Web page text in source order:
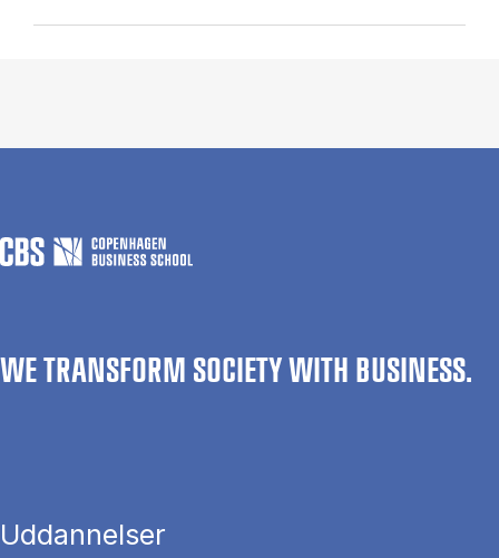
WE TRANSFORM SOCIETY WITH BUSINESS.
Uddannelser